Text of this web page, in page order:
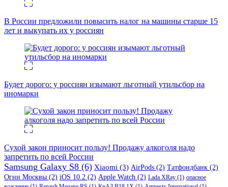
В России предложили повысить налог на машины старше 15
лет и выкупать их у россиян
Будет дорого: у россиян изымают льготный утильсбор на
иномарки
Сухой закон приносит пользу! Продажу алкоголя надо
запретить по всей России
Samsung Galaxy S8 (6) Xiaomi (3) AirPods (2) Татфондбанк (2)
Огни Москвы (2) iOS 10.2 (2) Apple Watch (2) Lada XRay (1) опасное